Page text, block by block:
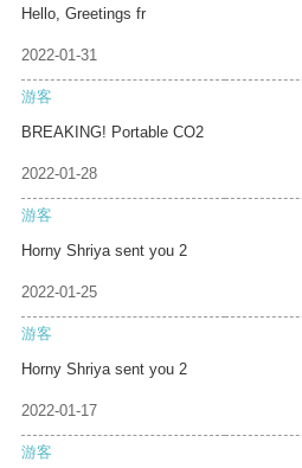
Hello, Greetings fr
2022-01-31
游客
BREAKING! Portable CO2
2022-01-28
游客
Horny Shriya sent you 2
2022-01-25
游客
Horny Shriya sent you 2
2022-01-17
游客